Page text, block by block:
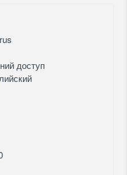
доступ